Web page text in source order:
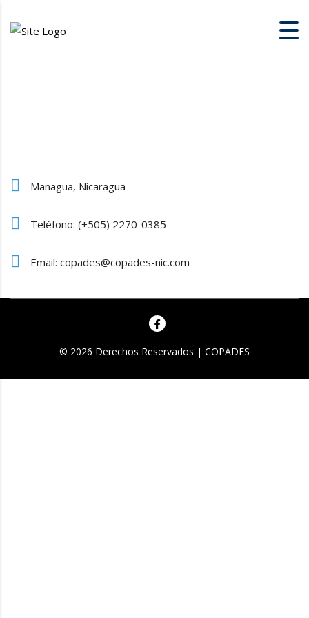
Managua, Nicaragua
Teléfono: (+505) 2270-0385
Email: copades@copades-nic.com
© 2026 Derechos Reservados | COPADES